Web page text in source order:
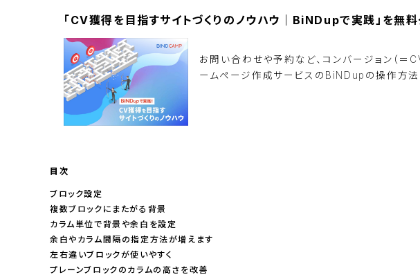
「CV獲得を目指すサイトづくりのノウハウ｜BiNDupで実践」を無
お問い合わせや予約など、コンバージョン（＝
ームページ作成サービスのBiNDupの操作方法
目次
ブロック設定
複数ブロックにまたがる背景
カラム単位で背景や余白を設定
余白やカラム間隔の指定方法が増えます
左右違いブロックが使いやすく
プレーンブロックのカラムの高さを改善